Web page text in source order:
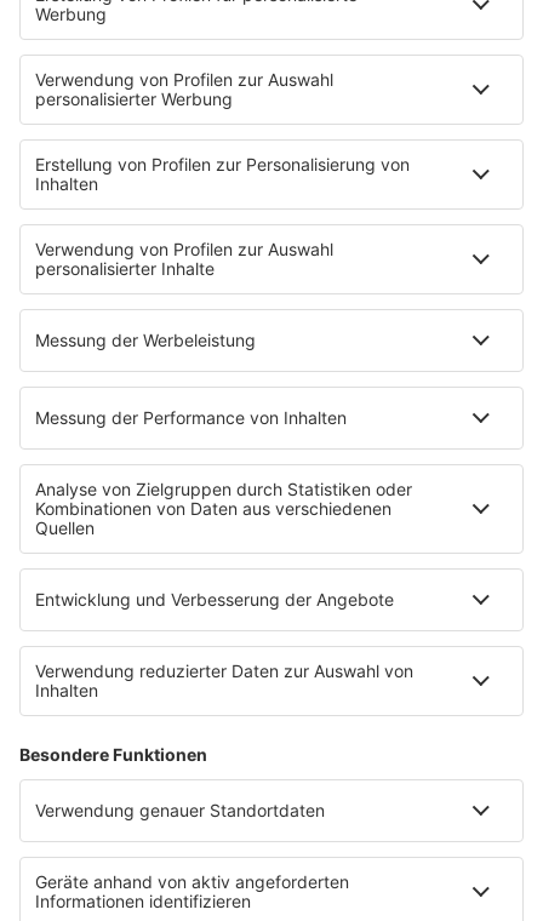
HOME
INFOS
Kontakt
Newsletter
Jobs & Praktika
Pressekontakt
Pressemeldungen
WERBUNG
Mediadaten und Preisliste
Ansprechpartner
Impressum
Datenschutz
Datenschutzeinstellungen
Datenverarbeitung bei Gewinnspielen
Teilnahmebedingungen
Gewinnspielregeln Social Media
KI-Leitlinie